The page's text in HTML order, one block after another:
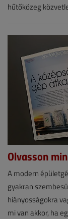
|
VGF&HKL
hűtőközeg
Olvasson
Hírek
2026.
július
A modern
gyakran
hiányosságokra
mi van akkor, ha